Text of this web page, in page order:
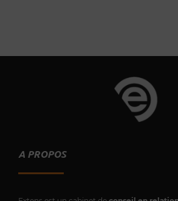
A PROPOS